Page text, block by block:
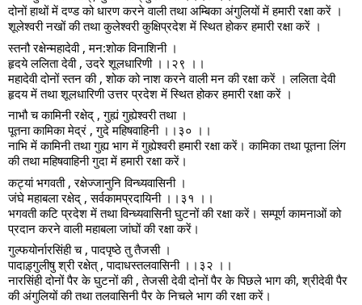
दोनों हाथों में दण्ड को धारण करने वाली तथा अम्बिका अंगुलियों में हमारी रक्षा करें ।
शूलेश्वरी नखों की तथा कुलेश्वरी कुक्षिप्रदेश में स्थित होकर हमारी रक्षा करें ।
स्तनौ रक्षेन्महादेवी , मन:शोक विनाशिनी ।
हृदये ललिता देवी , उदरे शूलधारिणी ।।२९ ।।
महादेवी दोनों स्तन की , शोक को नाश करने वाली मन की रक्षा करें । ललिता देवी
हृदय में तथा शूलधारिणी उत्तर प्रदेश में स्थित होकर हमारी रक्षा करें ।
नाभौ च कामिनी रक्षेद् , गुह्यं गुह्येश्वरी तथा ।
पूतना कामिका मेद्रं , गुदे महिषवाहिनी ।।३० ।।
नाभि में कामिनी तथा गुह्य भाग में गुह्येश्वरी हमारी रक्षा करें। कामिका तथा पूतना लिंग
की तथा महिषवाहिनी गुदा में हमारी रक्षा करें।
कट्यां भगवती , रक्षेज्जानुनि विन्ध्यवासिनी ।
जंघे महाबला रक्षेद् , सर्वकामप्रदायिनी ।।३१ ।।
भगवती कटि प्रदेश में तथा विन्ध्यवासिनी घुटनों की रक्षा करें। सम्पूर्ण कामनाओं को
प्रदान करने वाली महाबला जांघों की रक्षा करें।
गुल्फयोर्नारसिंही च , पादपृष्ठे तु तैजसी ।
पादाड़्गुलीषु श्री रक्षेत् , पादाधस्तलवासिनी ।।३२ ।।
नारसिंही दोनों पैर के घुटनों की , तेजसी देवी दोनों पैर के पिछले भाग की, श्रीदेवी पैर
की अंगुलियों की तथा तलवासिनी पैर के निचले भाग की रक्षा करें।